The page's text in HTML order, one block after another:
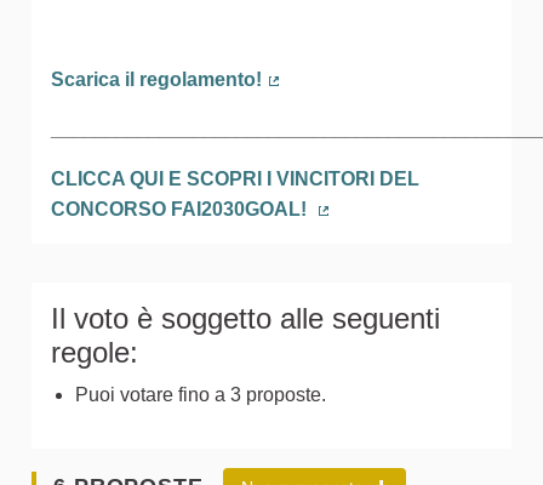
Scarica il regolamento!
CLICCA QUI E SCOPRI I VINCITORI DEL
CONCORSO FAI2030GOAL!
Il voto è soggetto alle seguenti
regole:
Puoi votare fino a 3 proposte.